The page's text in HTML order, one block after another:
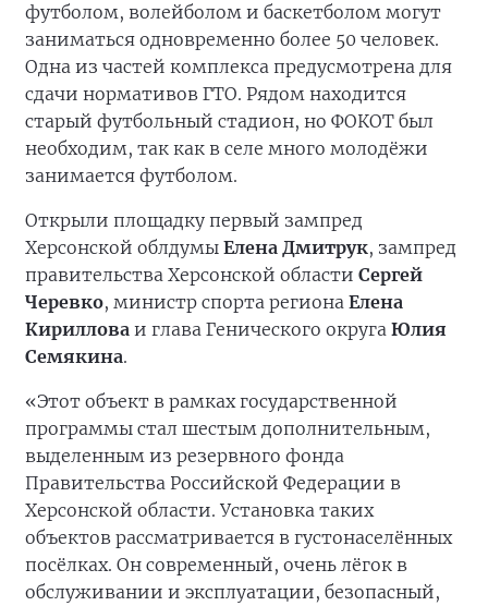
футболом, волейболом и баскетболом могут
заниматься одновременно более 50 человек.
Одна из частей комплекса предусмотрена для
сдачи нормативов ГТО. Рядом находится
старый футбольный стадион, но ФОКОТ был
необходим, так как в селе много молодёжи
занимается футболом.
Открыли площадку первый зампред
Херсонской облдумы Елена Дмитрук, зампред
правительства Херсонской области Сергей
Черевко, министр спорта региона Елена
Кириллова и глава Генического округа Юлия
Семякина.
«Этот объект в рамках государственной
программы стал шестым дополнительным,
выделенным из резервного фонда
Правительства Российской Федерации в
Херсонской области. Установка таких
объектов рассматривается в густонаселённых
посёлках. Он современный, очень лёгок в
обслуживании и эксплуатации, безопасный,